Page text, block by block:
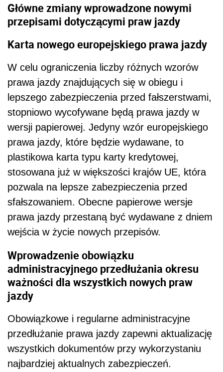
Główne zmiany wprowadzone nowymi
przepisami dotyczącymi praw jazdy
Karta nowego europejskiego prawa jazdy
W celu ograniczenia liczby różnych wzorów
prawa jazdy znajdujących się w obiegu i
lepszego zabezpieczenia przed fałszerstwami,
stopniowo wycofywane będą prawa jazdy w
wersji papierowej. Jedyny wzór europejskiego
prawa jazdy, które będzie wydawane, to
plastikowa karta typu karty kredytowej,
stosowana już w większości krajów UE, która
pozwala na lepsze zabezpieczenia przed
sfałszowaniem. Obecne papierowe wersje
prawa jazdy przestaną być wydawane z dniem
wejścia w życie nowych przepisów.
Wprowadzenie obowiązku
administracyjnego przedłużania okresu
ważności dla wszystkich nowych praw
jazdy
Obowiązkowe i regularne administracyjne
przedłużanie prawa jazdy zapewni aktualizację
wszystkich dokumentów przy wykorzystaniu
najbardziej aktualnych zabezpieczeń.